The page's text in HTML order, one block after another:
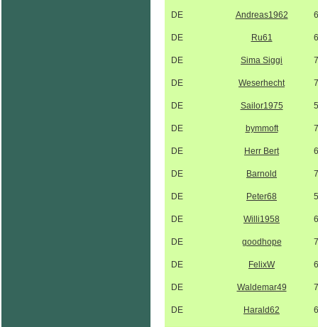
DE Andreas1962
DE Ru61
DE Sima Siggi
DE Weserhecht
DE Sailor1975
DE bymmoft
DE Herr Bert
DE Barnold
DE Peter68
DE Willi1958
DE goodhope
DE FelixW
DE Waldemar49
DE Harald62